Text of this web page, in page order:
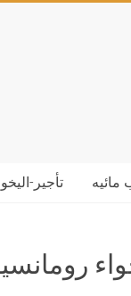
تأجير- مائيه